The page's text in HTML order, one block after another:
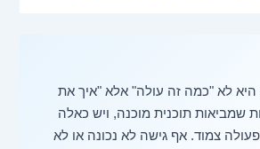
לא "כמה זה עולה" אלא "איך את
שמביאות תוכנית מוכנה, ויש כאלה
צמוד. אף גישה לא נכונה או לא